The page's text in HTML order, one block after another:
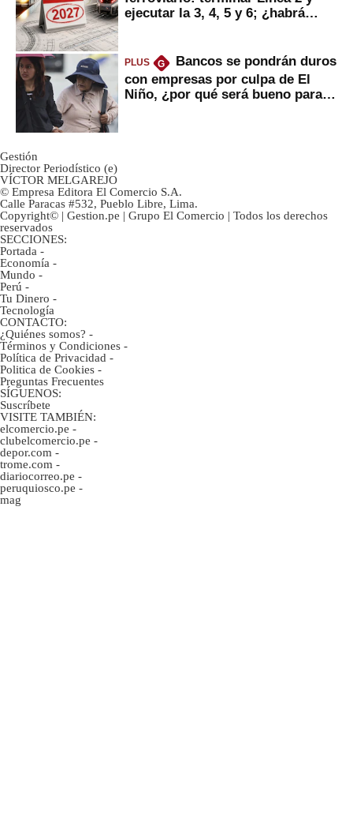
ejecutar la 3, 4, 5 y 6; ¿habrá
PLUS G
Bancos se pondrán duros
con empresas por culpa de El
Niño, ¿por qué será bueno para
Gestión
Director Periodístico (e)
VÍCTOR MELGAREJO
© Empresa Editora El Comercio S.A.
Calle Paracas #532, Pueblo Libre, Lima.
Copyright© | Gestion.pe | Grupo El Comercio | Todos los derechos
reservados
SECCIONES:
Portada -
Economía -
Mundo -
Perú -
Tu Dinero -
Tecnología
CONTACTO:
¿Quiénes somos? -
Términos y Condiciones -
Política de Privacidad -
Politica de Cookies -
Preguntas Frecuentes
SÍGUENOS:
Suscríbete
VISITE TAMBIÉN:
elcomercio.pe -
clubelcomercio.pe -
depor.com -
trome.com -
diariocorreo.pe -
peruquiosco.pe -
mag